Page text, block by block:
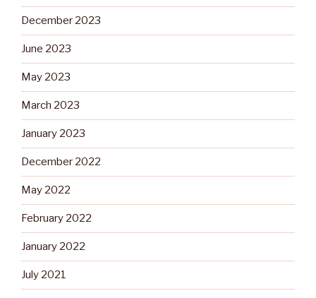
December 2023
June 2023
May 2023
March 2023
January 2023
December 2022
May 2022
February 2022
January 2022
July 2021